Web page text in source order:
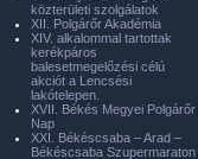
közterületi szolgálatok
XII. Polgárőr Akadémia
XIV. alkalommal tartottak
kerékpáros
balesetmegelőzési célú
akciót a Lencsési
lakótelepen.
XVII. Békés Megyei Polgárőr
Nap
XXI. Békéscsaba – Arad –
Békéscsaba Szupermaraton